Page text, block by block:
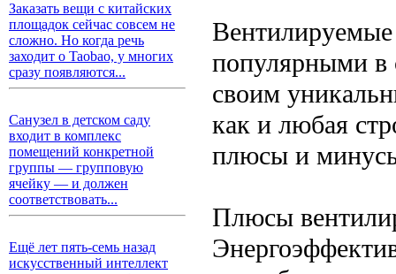
Заказать вещи с китайских
площадок сейчас совсем не
сложно. Но когда речь
заходит о Taobao, у многих
сразу появляются...
Санузел в детском саду
входит в комплекс
помещений конкретной
группы — групповую
ячейку — и должен
соответствовать...
Ещё лет пять-семь назад
искусственный интеллект
Вентилируемые
популярными в
своим
как и любая
плюсы и
Плюсы